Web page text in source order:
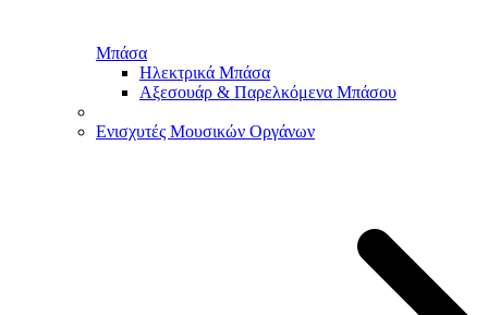
Μπάσα
Ηλεκτρικά Μπάσα
Αξεσουάρ & Παρελκόμενα Μπάσου
Ενισχυτές Μουσικών Οργάνων